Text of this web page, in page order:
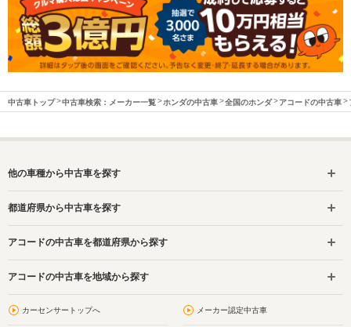
中古車トップ 中古車検索：メーカー一覧 ホンダの中古車 全国のホンダ アコードの中古車
他の車種から中古車を探す
都道府県から中古車を探す
アコードの中古車を都道府県から探す
アコードの中古車を地域から探す
カーセンサートップへ メーカー認定中古車